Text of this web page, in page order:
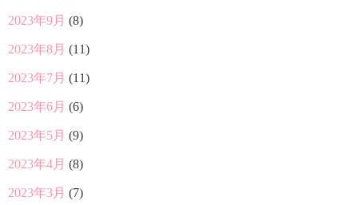
2023年9月 (8)
2023年8月 (11)
2023年7月 (11)
2023年6月 (6)
2023年5月 (9)
2023年4月 (8)
2023年3月 (7)